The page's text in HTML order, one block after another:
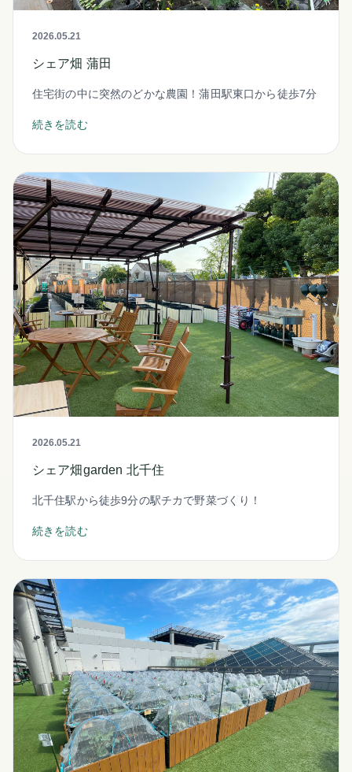
2026.05.21
シェア畑 蒲田
住宅街の中に突然のどかな農園！蒲田駅東口から徒歩7分
続きを読む
2026.05.21
シェア畑garden 北千住
北千住駅から徒歩9分の駅チカで野菜づくり！
続きを読む